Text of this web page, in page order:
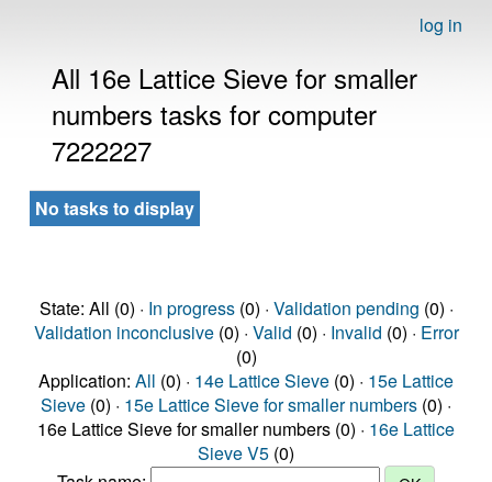
log in
All 16e Lattice Sieve for smaller
numbers tasks for computer
7222227
No tasks to display
State: All (0) · In progress(0) · Validation pending (0) ·
Validation inconclusive(0) · Valid (0) · Invalid (0) · Error
(0)
Application: All (0) · 14e Lattice Sieve (0) · 15e Lattice
Sieve (0) · 15e Lattice Sieve for smaller numbers (0) ·
16e Lattice Sieve for smaller numbers (0) · 16e Lattice
Sieve V5 (0)